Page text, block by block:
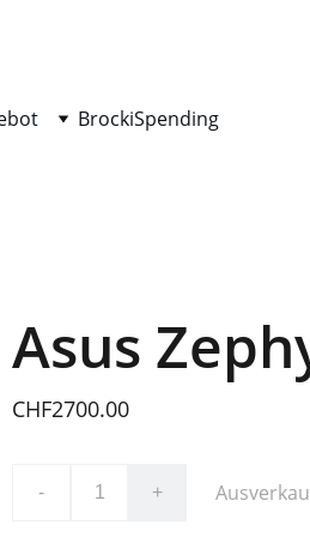
BrockiSpending
Asus
CHF2700.00
- +